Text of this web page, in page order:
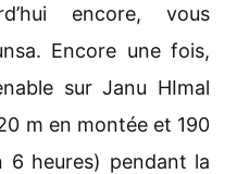
encore, vous
Encore une fois,
sur Janu HImal
m en montée et 190
6 heures) pendant la